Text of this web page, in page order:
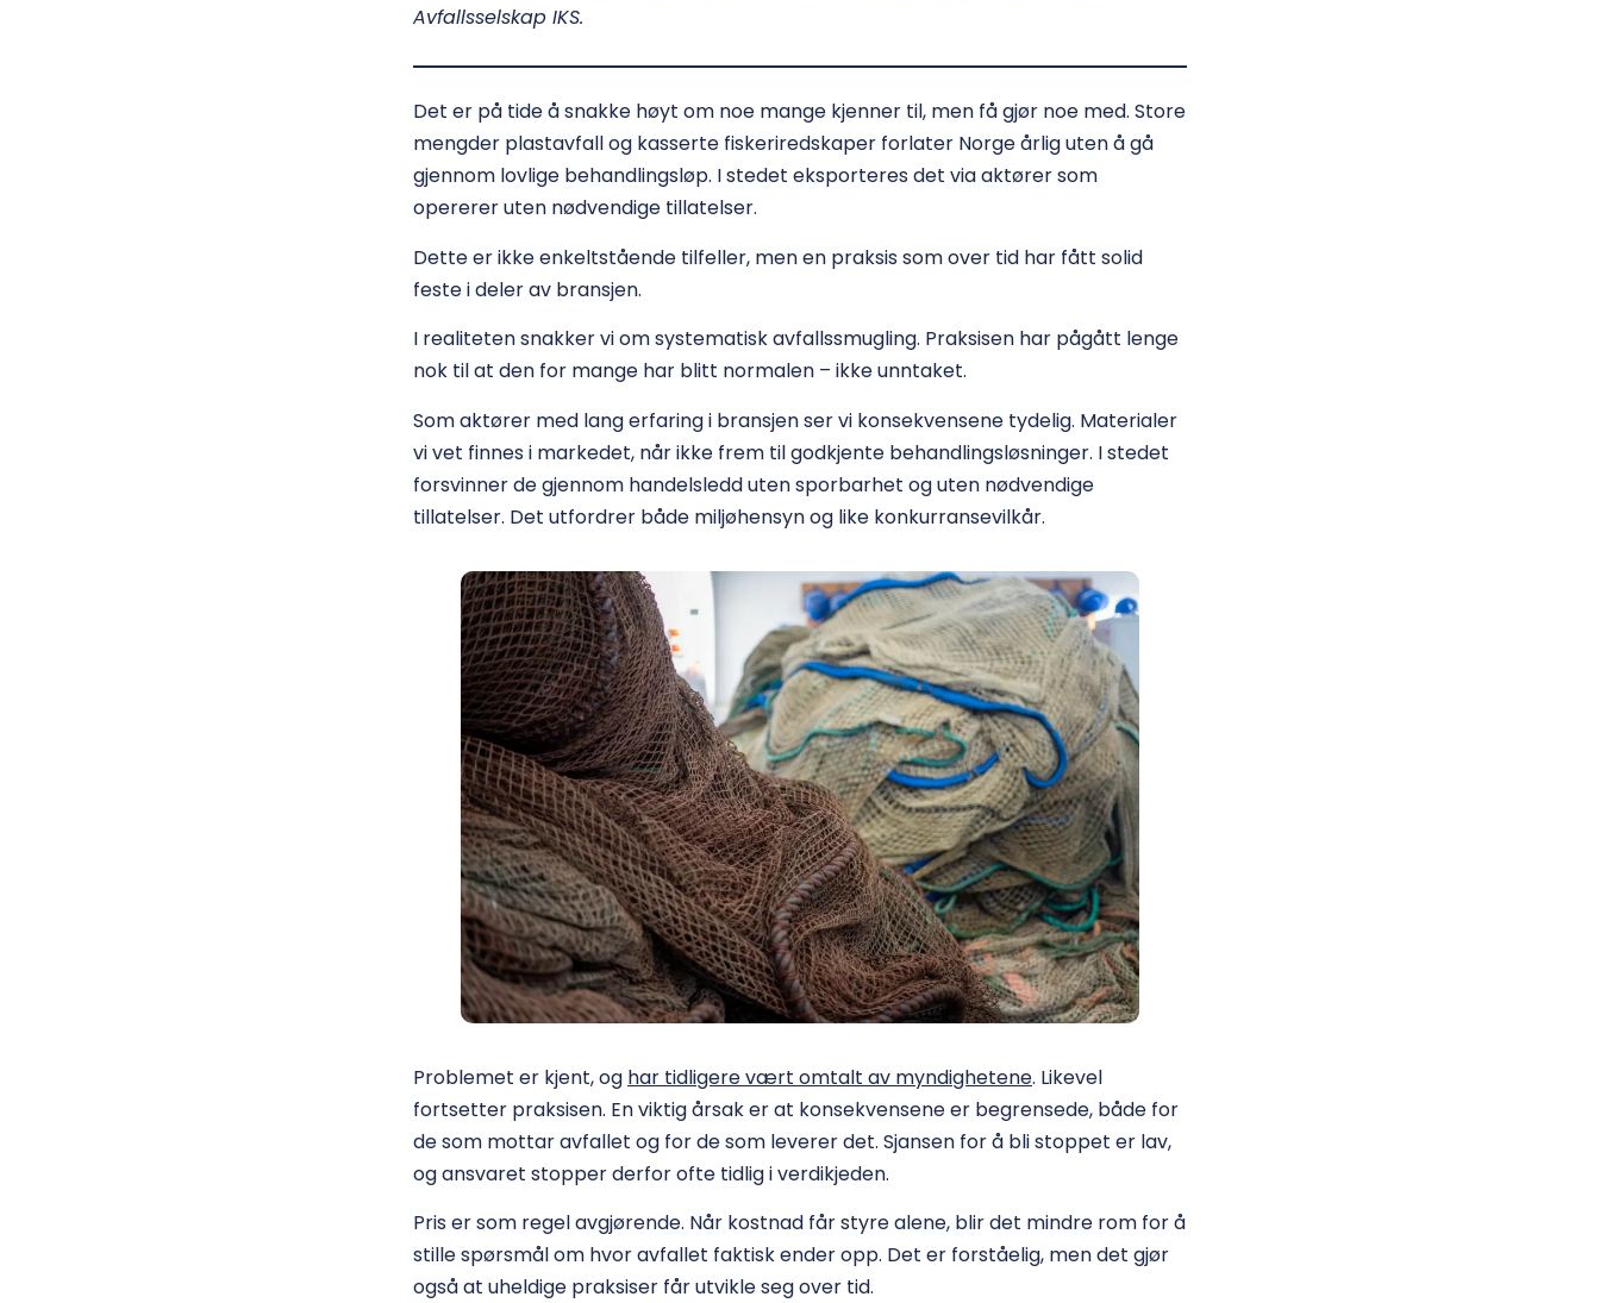
Avfallsselskap IKS.
Det er på tide å snakke høyt om noe mange kjenner til, men få gjør noe med. Store
mengder plastavfall og kasserte fiskeriredskaper forlater Norge årlig uten å gå
gjennom lovlige behandlingsløp. I stedet eksporteres det via aktører som
opererer uten nødvendige tillatelser.
Dette er ikke enkeltstående tilfeller, men en praksis som over tid har fått solid
feste i deler av bransjen.
I realiteten snakker vi om systematisk avfallssmugling. Praksisen har pågått lenge
nok til at den for mange har blitt normalen – ikke unntaket.
Som aktører med lang erfaring i bransjen ser vi konsekvensene tydelig. Materialer
vi vet finnes i markedet, når ikke frem til godkjente behandlingsløsninger. I stedet
forsvinner de gjennom handelsledd uten sporbarhet og uten nødvendige
tillatelser. Det utfordrer både miljøhensyn og like konkurransevilkår.
Problemet er kjent, og har tidligere vært omtalt av myndighetene. Likevel
fortsetter praksisen. En viktig årsak er at konsekvensene er begrensede, både for
de som mottar avfallet og for de som leverer det. Sjansen for å bli stoppet er lav,
og ansvaret stopper derfor ofte tidlig i verdikjeden.
Pris er som regel avgjørende. Når kostnad får styre alene, blir det mindre rom for å
stille spørsmål om hvor avfallet faktisk ender opp. Det er forståelig, men det gjør
også at uheldige praksiser får utvikle seg over tid.